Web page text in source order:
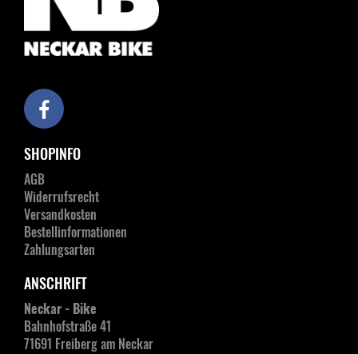
SHOPINFO
AGB
Widerrufsrecht
Versandkosten
Bestellinformationen
Zahlungsarten
ANSCHRIFT
Neckar - Bike
Bahnhofstraße 41
71691 Freiberg am Neckar